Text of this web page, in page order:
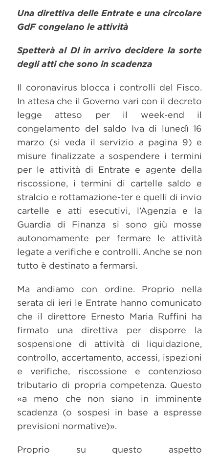
Una direttiva delle Entrate e una circolare
GdF congelano le attività
Spetterà al Dl in arrivo decidere la sorte
degli atti che sono in scadenza
Il coronavirus blocca i controlli del Fisco.
In attesa che il Governo vari con il decreto
legge atteso per il week-end il
congelamento del saldo Iva di lunedì 16
marzo (si veda il servizio a pagina 9) e
misure finalizzate a sospendere i termini
per le attività di Entrate e agente della
riscossione, i termini di cartelle saldo e
stralcio e rottamazione-ter e quelli di invio
cartelle e atti esecutivi, l’Agenzia e la
Guardia di Finanza si sono giù mosse
autonomamente per fermare le attività
legate a verifiche e controlli. Anche se non
tutto è destinato a fermarsi.
Ma andiamo con ordine. Proprio nella
serata di ieri le Entrate hanno comunicato
che il direttore Ernesto Maria Ruffini ha
firmato una direttiva per disporre la
sospensione di attività di liquidazione,
controllo, accertamento, accessi, ispezioni
e verifiche, riscossione e contenzioso
tributario di propria competenza. Questo
«a meno che non siano in imminente
scadenza (o sospesi in base a espresse
previsioni normative)».
Proprio su questo aspetto